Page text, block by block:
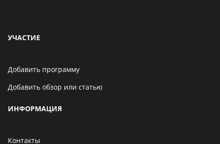
УЧАСТИЕ
Добавить программу
Добавить обзор или статью
ИНФОРМАЦИЯ
Контакты